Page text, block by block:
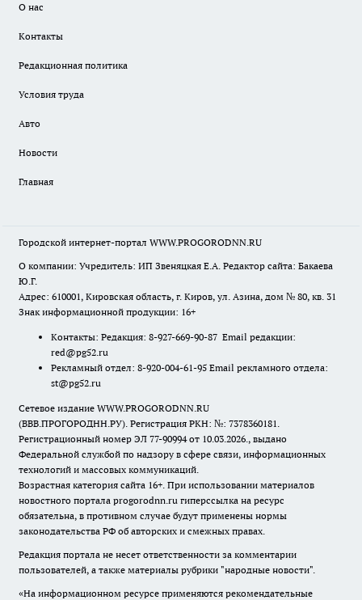
О нас
Контакты
Редакционная политика
Условия труда
Авто
Новости
Главная
Городской интернет-портал WWW.PROGORODNN.RU
О компании: Учредитель: ИП Звеняцкая Е.А. Редактор сайта: Бакаева
Ю.Г.
Адрес: 610001, Кировская область, г. Киров, ул. Азина, дом № 80, кв. 31
Знак информационной продукции: 16+
Контакты: Редакция: 8-927-669-90-87 Email редакции:
red@pg52.ru
Рекламный отдел: 8-920-004-61-95 Email рекламного отдела:
st@pg52.ru
Сетевое издание WWW.PROGORODNN.RU
(ВВВ.ПРОГОРОДНН.РУ). Регистрация РКН: №: 7378360181.
Регистрационный номер ЭЛ 77-90994 от 10.03.2026., выдано
Федеральной службой по надзору в сфере связи, информационных
технологий и массовых коммуникаций.
Возрастная категория сайта 16+. При использовании материалов
новостного портала progorodnn.ru гиперссылка на ресурс
обязательна, в противном случае будут применены нормы
законодательства РФ об авторских и смежных правах.
Редакция портала не несет ответственности за комментарии
пользователей, а также материалы рубрики "народные новости".
«На информационном ресурсе применяются рекомендательные